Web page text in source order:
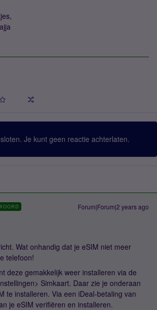
Je kunt geen reactie achterlaten.
Forum|Forum|2 years ago
Wat onhandig dat je eSIM niet meer
telefoon!
deze gemakkelijk weer installeren via de
Simkaart. Daar zie je onderaan
te installeren. Via een iDeal-betaling van
je eSIM verifiëren en installeren.